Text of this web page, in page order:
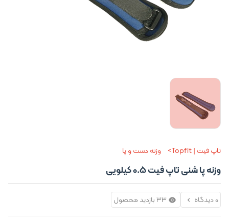
تاپ فیت | Topfit وزنه دست و پا
وزنه پا شنی تاپ فیت 0.5 کیلویی
0 دیدگاه 33 بازدید محصول